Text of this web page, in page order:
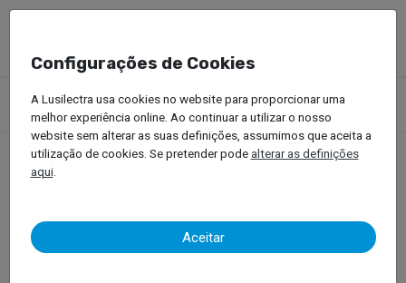
Produtos Equipamentos Oficinais
Soldar, Rebitar e Indução
Tira Mossas
WielanderSchill – Alu Pull Kit
Kit
Configurações de Cookies
A Lusilectra usa cookies no website para proporcionar uma
melhor experiência online. Ao continuar a utilizar o nosso
website sem alterar as suas definições, assumimos que aceita a
utilização de cookies. Se pretender podealterar as definições
aqui.
Aceitar